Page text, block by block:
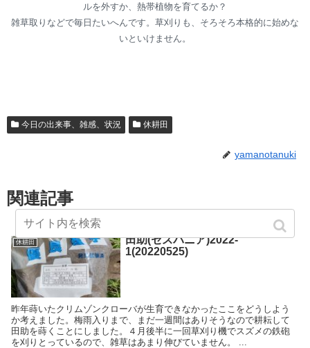
ルを外すか、熱帯植物を育てるか？
雑草取りなどで毎日たいへんです。草刈りも、そろそろ本格的に始めな
いといけません。
今日の出来事、雑感、状況 休耕田
yamanotanuki
関連記事
休耕田
田助(セスバニア)2022-
1(20220525)
昨年蒔いたクリムゾンクローバが生育できなかったここをどうしよう
か考えました。梅雨入りまで、まだ一週間はありそうなので耕耘して
田助を蒔くことにしました。４月後半に一回草刈り機でスズメの鉄砲
を刈りとっているので、雑草はあまり伸びていません。 ...